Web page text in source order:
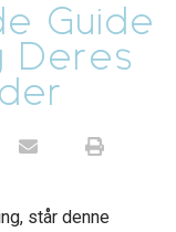
Guide
Deres
står denne